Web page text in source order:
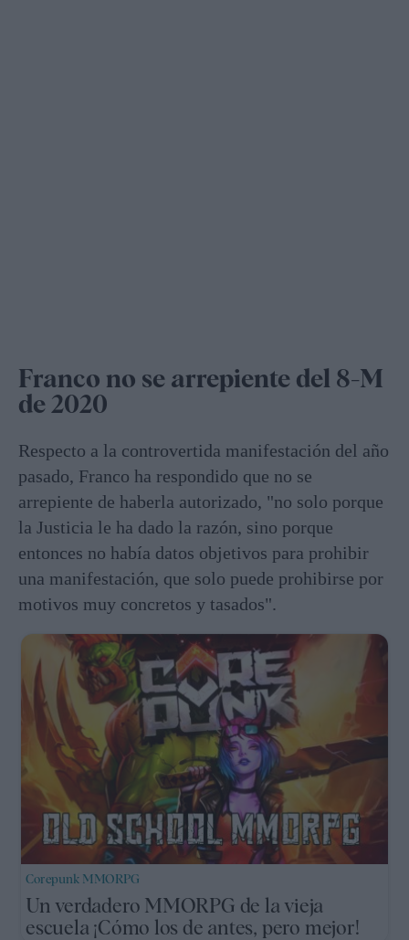
Franco no se arrepiente del 8-M
de 2020
Respecto a la controvertida manifestación del año
pasado, Franco ha respondido que no se
arrepiente de haberla autorizado, "no solo porque
la Justicia le ha dado la razón, sino porque
entonces no había datos objetivos para prohibir
una manifestación, que solo puede prohibirse por
motivos muy concretos y tasados".
Corepunk MMORPG
Un verdadero MMORPG de la vieja
escuela ¡Cómo los de antes, pero mejor!